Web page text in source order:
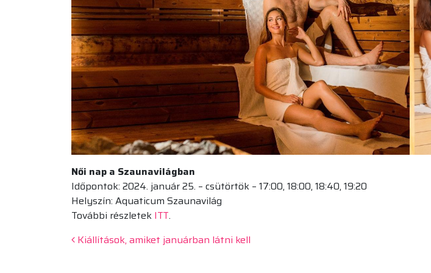
Női nap a Szaunavilágban
Időpontok: 2024. január 25. – csütörtök – 17:00, 18:00, 18:40, 19:20
Helyszín: Aquaticum Szaunavilág
További részletek ITT.
Beitrags-Navigation
Kiállítások, amiket januárban látni kell